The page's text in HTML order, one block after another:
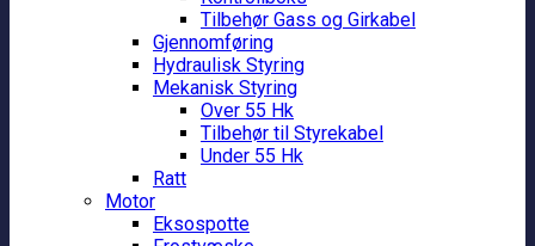
Tilbehør Gass og Girkabel
Gjennomføring
Hydraulisk Styring
Mekanisk Styring
Over 55 Hk
Tilbehør til Styrekabel
Under 55 Hk
Ratt
Motor
Eksospotte